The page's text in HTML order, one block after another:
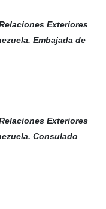
Exteriores
Embajada de
Exteriores
Consulado